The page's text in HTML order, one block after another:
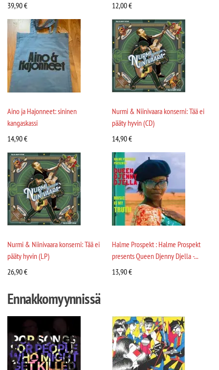
39,90€
12,00€
Aino ja Hajonneet: sininen
kangaskassi
14,90€
Nurmi & Niinivaara konserni: Tää ei
pääty hyvin (CD)
14,90€
Nurmi & Niinivaara konserni: Tää ei
pääty hyvin (LP)
26,90€
Halme Prospekt : Halme Prospekt
presents Queen Djenny Djella -...
13,90€
Ennakkomyynnissä